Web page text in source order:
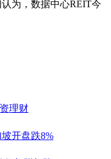
为，数据中心REIT今
理财
开盘跌8%